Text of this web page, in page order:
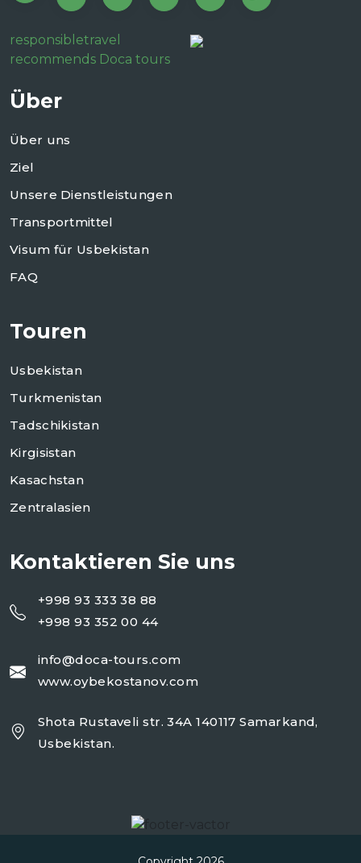
responsibletravel
recommends Doca tours
Über
Über uns
Ziel
Unsere Dienstleistungen
Transportmittel
Visum für Usbekistan
FAQ
Touren
Usbekistan
Turkmenistan
Tadschikistan
Kirgisistan
Kasachstan
Zentralasien
Kontaktieren Sie uns
+998 93 333 38 88
+998 93 352 00 44
info@doca-tours.com
www.oybekostanov.com
Shota Rustaveli str. 34A 140117 Samarkand,
Usbekistan.